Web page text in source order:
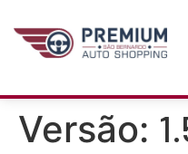
Versão: